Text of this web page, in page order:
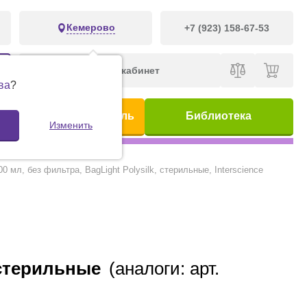
Кемерово +7 (923) 158-67-53
?
Изменить
Личный кабинет
Предметный указатель Библиотека
мл, без фильтра, BagLight Polysilk, стерильные, Interscience
(аналоги: арт.